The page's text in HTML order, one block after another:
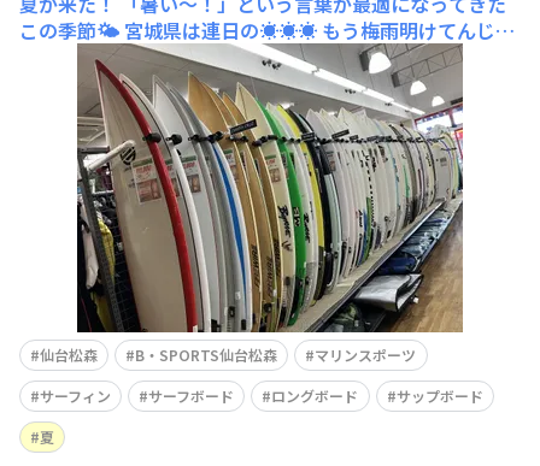
この季節🌤️ 宮城県は連日の☀️☀️☀️ もう梅雨明けてんじゃ
ないの！？レベルのお天気ですね👀 ここはやはりサーフ
ィンでしょう🏄‍♀️🏄🏄‍♂️ サーフボードといったらこのぐらい
の長さのイメージでしょうショートボード&n
仙台松森 B・SPORTS仙台松森
マリンスポーツ
サーフィン
サーフボード ロングボード
サップボード
夏